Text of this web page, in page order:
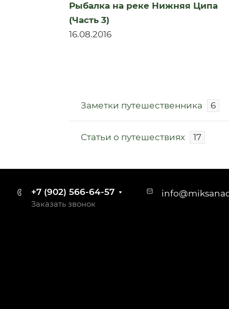
16.08.2016
Рыбалка на реке Нижняя Ципа
(Часть 3)
Заметки путешественника 6
Статьи о путешествиях 17
+7 (902) 566-64-57
Заказать звонок